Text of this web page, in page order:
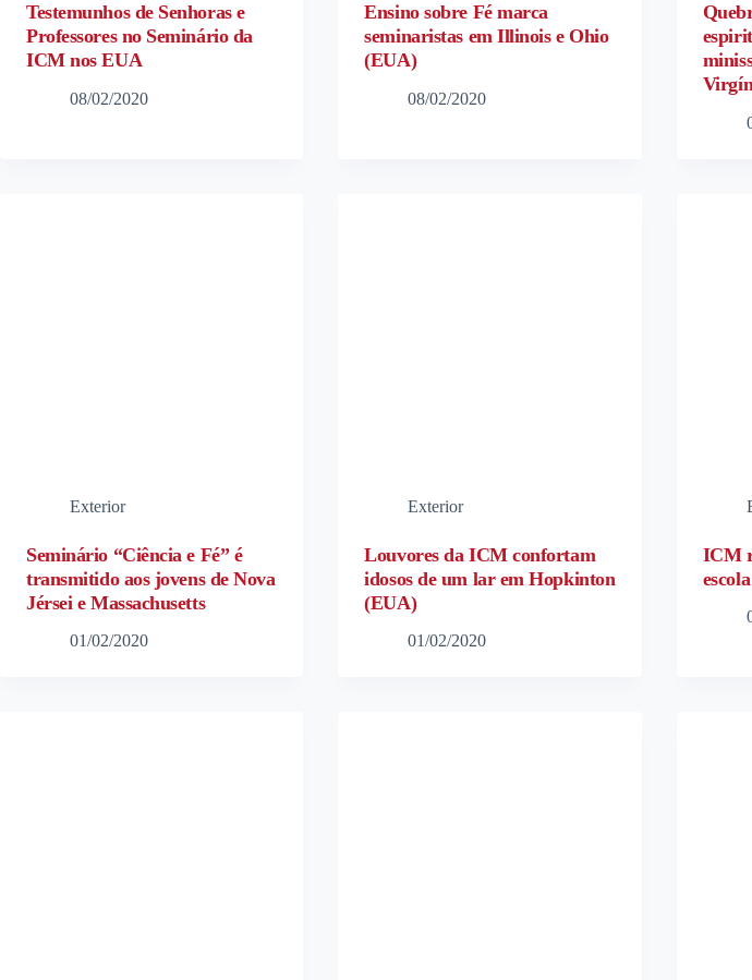
Testemunhos de Senhoras e
Professores no Seminário da
ICM nos EUA
08/02/2020
Ensino sobre Fé marca
seminaristas em Illinois e Ohio
(EUA)
08/02/2020
Exterior
Seminário “Ciência e Fé” é
transmitido aos jovens de Nova
Jérsei e Massachusetts
01/02/2020
Exterior
Louvores da ICM confortam
idosos de um lar em Hopkinton
(EUA)
01/02/2020
ICM